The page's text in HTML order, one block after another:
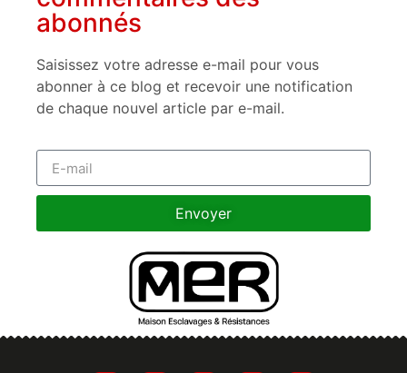
abonnés
Saisissez votre adresse e-mail pour vous
abonner à ce blog et recevoir une notification
de chaque nouvel article par e-mail.
Envoyer